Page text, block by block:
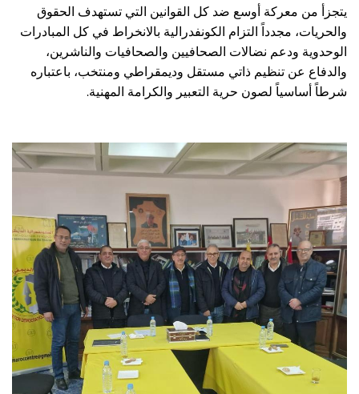
يتجزأ من معركة أوسع ضد كل القوانين التي تستهدف الحقوق
والحريات، مجدداً التزام الكونفدرالية بالانخراط في كل المبادرات
الوحدوية ودعم نضالات الصحافيين والصحافيات والناشرين،
والدفاع عن تنظيم ذاتي مستقل وديمقراطي ومنتخب، باعتباره
شرطاً أساسياً لصون حرية التعبير والكرامة المهنية.